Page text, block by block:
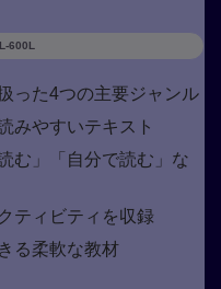
600L
った4つの主要ジャンル
みやすいテキスト
む」「自分で読む」な
ティビティを収録
る柔軟な教材